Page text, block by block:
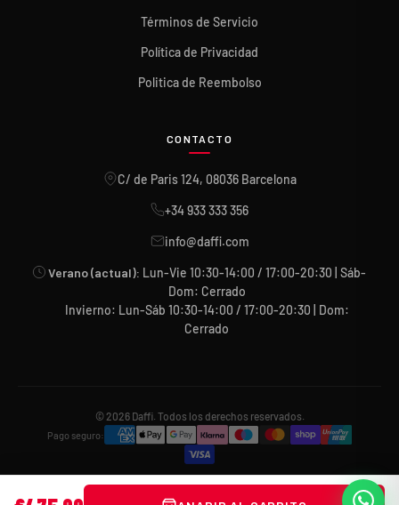
Términos de Servicio
Política de Privacidad
Politica de Reembolso
CONTACTO
C/ de Paris 124, 08036 Barcelona
+34 933 333 356
info@daffi.com
Verano (actual): Lun-Vie 10:30-14:00 / 17:00-20:30 | Sáb-
Dom: Cerrado
Invierno: Lun-Sáb 10:30-14:00 / 17:00-20:30 | Dom:
Cerrado
© 2026 Daffi. Todos los derechos reservados.
Pago seguro: